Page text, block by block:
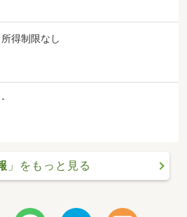
所得制限なし
-
」をもっと見る